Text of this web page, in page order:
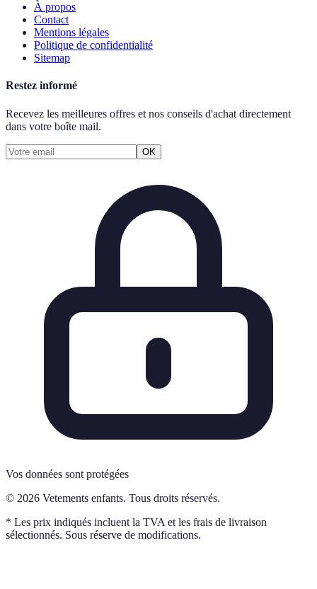
À propos
Contact
Mentions légales
Politique de confidentialité
Sitemap
Restez informé
Recevez les meilleures offres et nos conseils d'achat directement
dans votre boîte mail.
OK
Vos données sont protégées
© 2026 Vetements enfants. Tous droits réservés.
* Les prix indiqués incluent la TVA et les frais de livraison
sélectionnés. Sous réserve de modifications.